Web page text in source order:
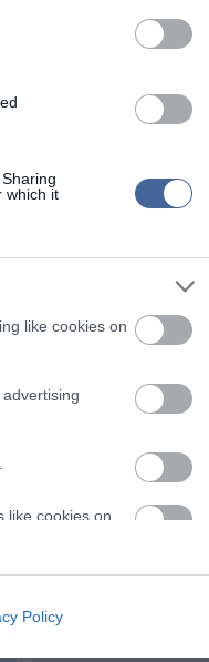
which it
like cookies on
like cookies on
Policy